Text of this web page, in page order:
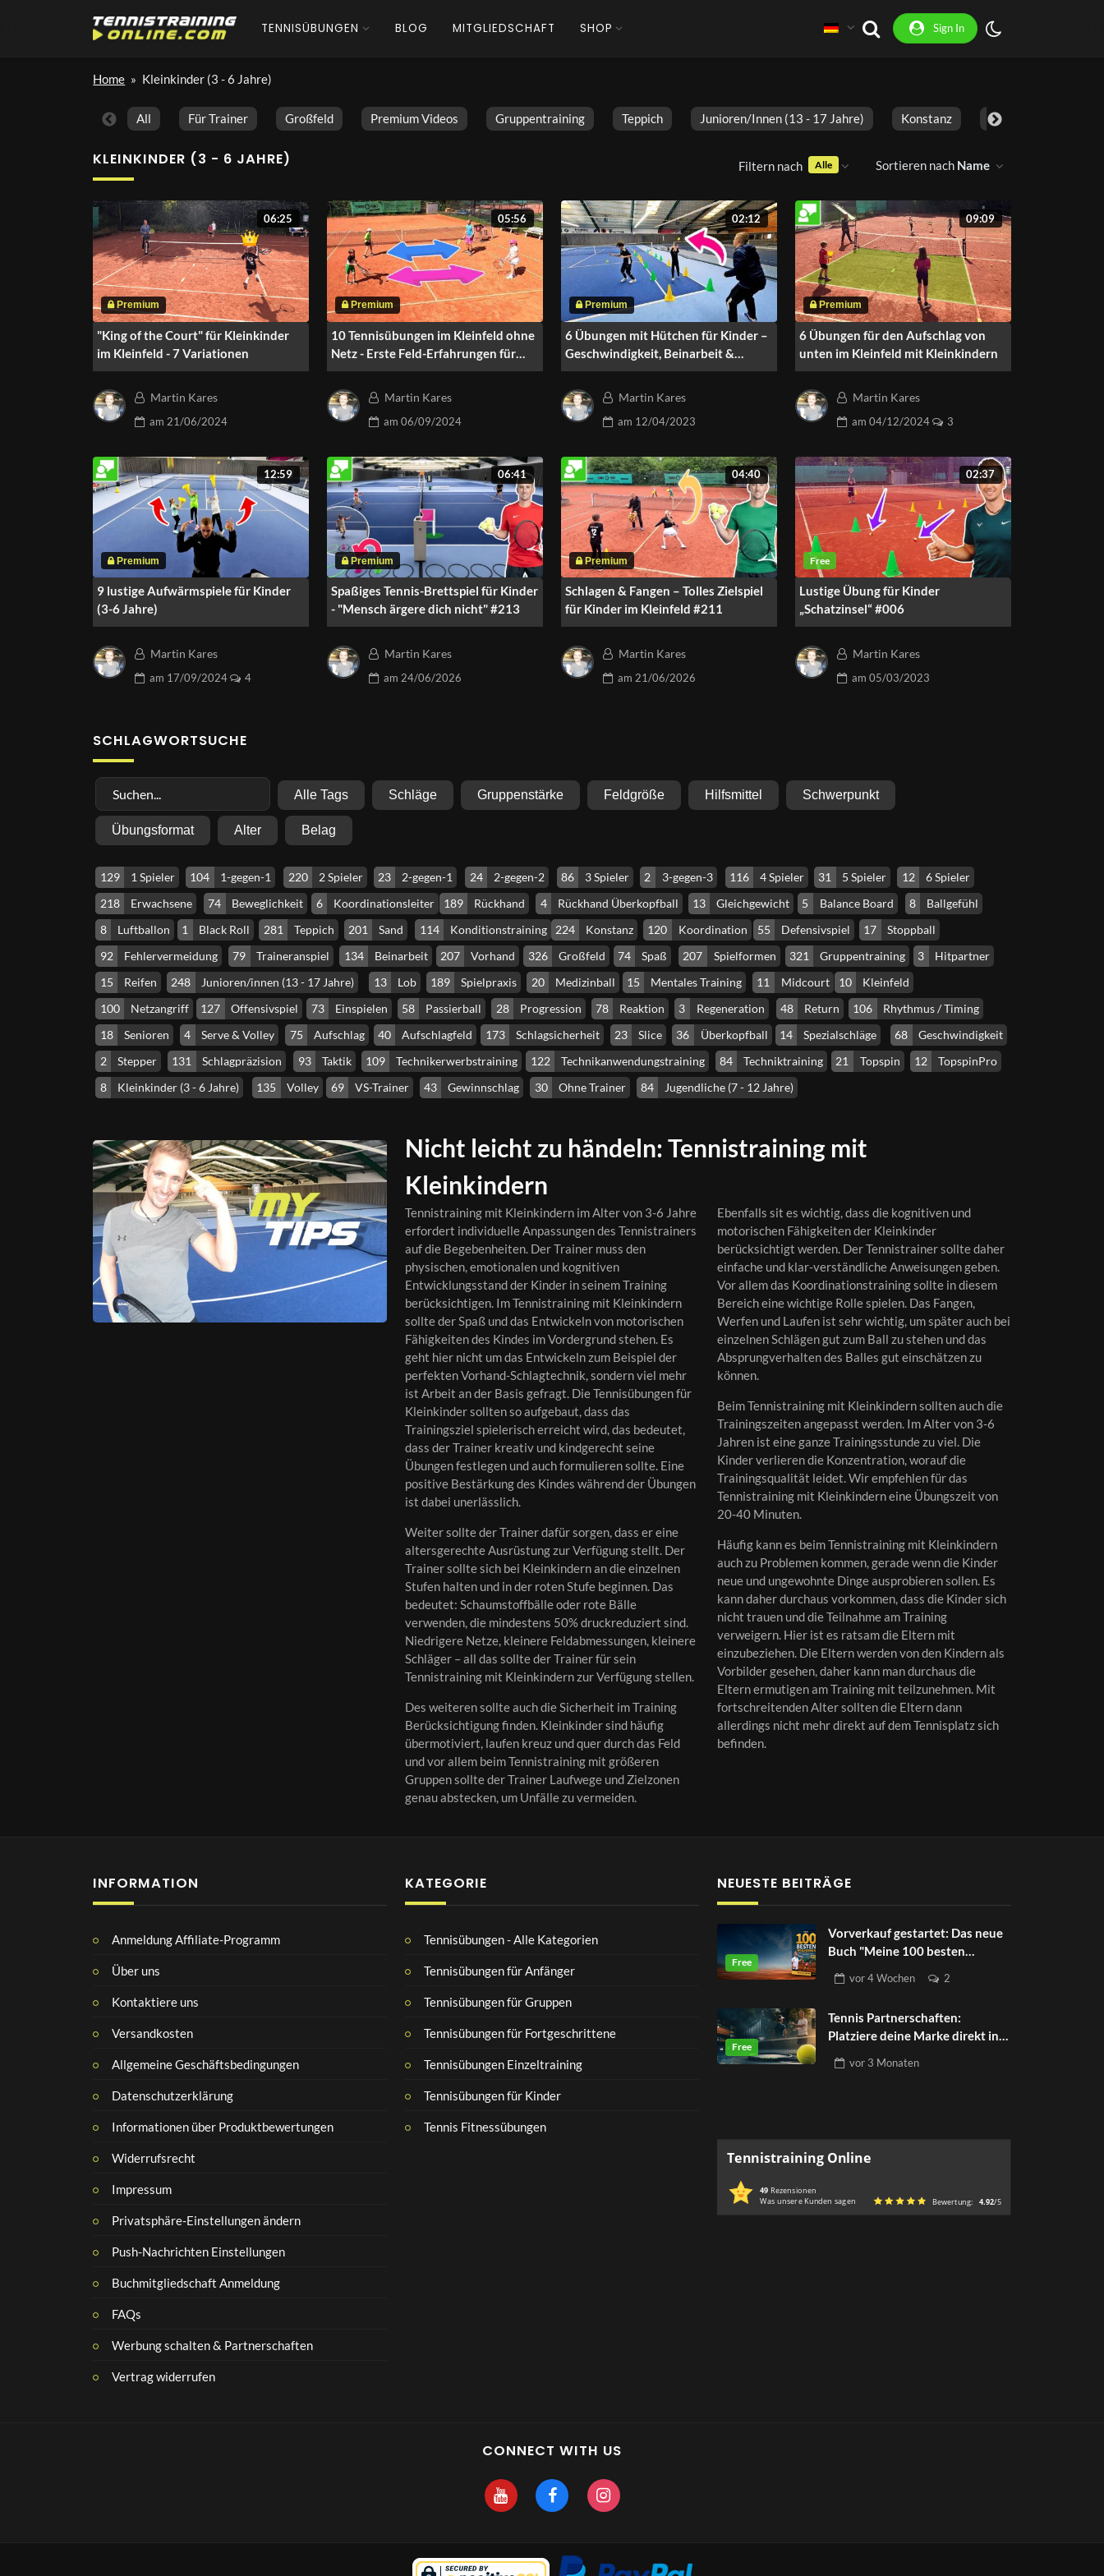
TENNISÜBUNGEN BLOG MITGLIEDSCHAFT SHOP Sign In
Home » Kleinkinder (3 - 6 Jahre)
All Für Trainer Großfeld Premium Videos Gruppentraining Teppich Junioren/innen (13 - 17 Jahre) Konstanz 2 Spieler
KLEINKINDER (3 - 6 JAHRE) Filtern nach Alle Sortieren nach Name
06:25
"King of the Court" für Kleinkinder
im Kleinfeld - 7 Variationen
Martin Kares
am 21/06/2024
05:56
10 Tennisübungen im Kleinfeld ohne
Netz - Erste Feld-Erfahrungen für
Kleinkinder
Martin Kares
am 06/09/2024
02:12
6 Übungen mit Hütchen für Kinder –
Geschwindigkeit, Beinarbeit &
Koordination
Martin Kares
am 12/04/2023
09:09
6 Übungen für den Aufschlag von
unten im Kleinfeld mit Kleinkindern
Martin Kares
am 04/12/2024 3
12:59
9 lustige Aufwärmspiele für Kinder
(3-6 Jahre)
Martin Kares
am 17/09/2024 4
06:41
Spaßiges Tennis-Brettspiel für Kinder
- "Mensch ärgere dich nicht" #213
Martin Kares
am 24/06/2026
04:40
Schlagen & Fangen – Tolles Zielspiel
für Kinder im Kleinfeld #211
Martin Kares
am 21/06/2026
02:37
Lustige Übung für Kinder
„Schatzinsel“ #006
Martin Kares
am 05/03/2023
SCHLAGWORTSUCHE
Alle Tags Schläge Gruppenstärke Feldgröße Hilfsmittel Schwerpunkt
Übungsformat Alter Belag
129 1 Spieler 104 1-gegen-1 220 2 Spieler 23 2-gegen-1 24 2-gegen-2 86 3 Spieler 2 3-gegen-3 116 4 Spieler 31 5 Spieler 12
6 Spieler
218
Erwachsene 74 Beweglichkeit 6 Koordinationsleiter 189 Rückhand 4 Rückhand Überkopfball 13 Gleichgewicht 5 Balance Board 8
Ballgefühl
8
Luftballon 1 Black Roll 281 Teppich 201 Sand 114 Konditionstraining 224 Konstanz 120 Koordination 55 Defensivspiel 17
Stoppball
92
Fehlervermeidung 79 Traineranspiel 134 Beinarbeit 207 Vorhand 326 Großfeld 74 Spaß 207 Spielformen 321 Gruppentraining 3
Hitpartner
15
Reifen 248 Junioren/innen (13 - 17 Jahre) 13 Lob 189 Spielpraxis 20 Medizinball 15 Mentales Training 11 Midcourt 10
Kleinfeld
100
Netzangriff 127 Offensivspiel 73 Einspielen 58 Passierball 28 Progression 78 Reaktion 3 Regeneration 48 Return 106
Rhythmus / Timing
18
Senioren 4 Serve & Volley 75 Aufschlag 40 Aufschlagfeld 173 Schlagsicherheit 23 Slice 36 Überkopfball 14 Spezialschläge 68
Geschwindigkeit
2
Stepper 131 Schlagpräzision 93 Taktik 109 Technikerwerbstraining 122 Technikanwendungstraining 84 Techniktraining 21 Topspin 12
TopspinPro
8
Kleinkinder (3 - 6 Jahre) 135 Volley 69 VS-Trainer 43 Gewinnschlag 30 Ohne Trainer 84 Jugendliche (7 - 12 Jahre)
Nicht leicht zu händeln: Tennistraining mit
Kleinkindern
Tennistraining mit Kleinkindern im Alter von 3-6 Jahre
erfordert individuelle Anpassungen des Tennistrainers
auf die Begebenheiten. Der Trainer muss den
physischen, emotionalen und kognitiven
Entwicklungsstand der Kinder in seinem Training
berücksichtigen. Im Tennistraining mit Kleinkindern
sollte der Spaß und das Entwickeln von motorischen
Fähigkeiten des Kindes im Vordergrund stehen. Es
geht hier nicht um das Entwickeln zum Beispiel der
perfekten Vorhand-Schlagtechnik, sondern viel mehr
ist Arbeit an der Basis gefragt. Die Tennisübungen für
Kleinkinder sollten so aufgebaut, dass das
Trainingsziel spielerisch erreicht wird, das bedeutet,
dass der Trainer kreativ und kindgerecht seine
Übungen festlegen und auch formulieren sollte. Eine
positive Bestärkung des Kindes während der Übungen
ist dabei unerlässlich.
Weiter sollte der Trainer dafür sorgen, dass er eine
altersgerechte Ausrüstung zur Verfügung stellt. Der
Trainer sollte sich bei Kleinkindern an die einzelnen
Stufen halten und in der roten Stufe beginnen. Das
bedeutet: Schaumstoffbälle oder rote Bälle
verwenden, die mindestens 50% druckreduziert sind.
Niedrigere Netze, kleinere Feldabmessungen, kleinere
Schläger – all das sollte der Trainer für sein
Tennistraining mit Kleinkindern zur Verfügung stellen.
Des weiteren sollte auch die Sicherheit im Training
Berücksichtigung finden. Kleinkinder sind häufig
übermotiviert, laufen kreuz und quer durch das Feld
und vor allem beim Tennistraining mit größeren
Gruppen sollte der Trainer Laufwege und Zielzonen
genau abstecken, um Unfälle zu vermeiden.
Ebenfalls sit es wichtig, dass die kognitiven und
motorischen Fähigkeiten der Kleinkinder
berücksichtigt werden. Der Tennistrainer sollte daher
einfache und klar-verständliche Anweisungen geben.
Vor allem das Koordinationstraining sollte in diesem
Bereich eine wichtige Rolle spielen. Das Fangen,
Werfen und Laufen ist sehr wichtig, um später auch bei
einzelnen Schlägen gut zum Ball zu stehen und das
Absprungverhalten des Balles gut einschätzen zu
können.
Beim Tennistraining mit Kleinkindern sollten auch die
Trainingszeiten angepasst werden. Im Alter von 3-6
Jahren ist eine ganze Trainingsstunde zu viel. Die
Kinder verlieren die Konzentration, worauf die
Trainingsqualität leidet. Wir empfehlen für das
Tennistraining mit Kleinkindern eine Übungszeit von
20-40 Minuten.
Häufig kann es beim Tennistraining mit Kleinkindern
auch zu Problemen kommen, gerade wenn die Kinder
neue und ungewohnte Dinge ausprobieren sollen. Es
kann daher durchaus vorkommen, dass die Kinder sich
nicht trauen und die Teilnahme am Training
verweigern. Hier ist es ratsam die Eltern mit
einzubeziehen. Die Eltern werden von den Kindern als
Vorbilder gesehen, daher kann man durchaus die
Eltern ermutigen am Training mit teilzunehmen. Mit
fortschreitenden Alter sollten die Eltern dann
allerdings nicht mehr direkt auf dem Tennisplatz sich
befinden.
INFORMATION
Anmeldung Affiliate-Programm
Über uns
Kontaktiere uns
Versandkosten
Allgemeine Geschäftsbedingungen
Datenschutzerklärung
Informationen über Produktbewertungen
Widerrufsrecht
Impressum
Privatsphäre-Einstellungen ändern
Push-Nachrichten Einstellungen
Buchmitgliedschaft Anmeldung
FAQs
Werbung schalten & Partnerschaften
Vertrag widerrufen
KATEGORIE
Tennisübungen - Alle Kategorien
Tennisübungen für Anfänger
Tennisübungen für Gruppen
Tennisübungen für Fortgeschrittene
Tennisübungen Einzeltraining
Tennisübungen für Kinder
Tennis Fitnessübungen
NEUESTE BEITRÄGE
Vorverkauf gestartet: Das neue
Buch "Meine 100 besten
vor4 Wochen 2
Tennis Partnerschaften:
Platziere deine Marke direkt in
vor 3 Monaten
Tennistraining Online
49 Rezensionen
Was unsere Kunden sagen
Bewertung: 4.92/5
CONNECT WITH US